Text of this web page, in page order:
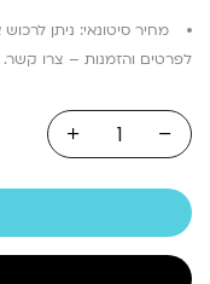
מחיר סיטונאי: ניתן
לפרטים והזמנות – צרו קשר.